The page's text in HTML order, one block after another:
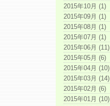
2015年10月 (1)
2015年09月 (1)
2015年08月 (1)
2015年07月 (1)
2015年06月 (11)
2015年05月 (6)
2015年04月 (10)
2015年03月 (14)
2015年02月 (6)
2015年01月 (10)